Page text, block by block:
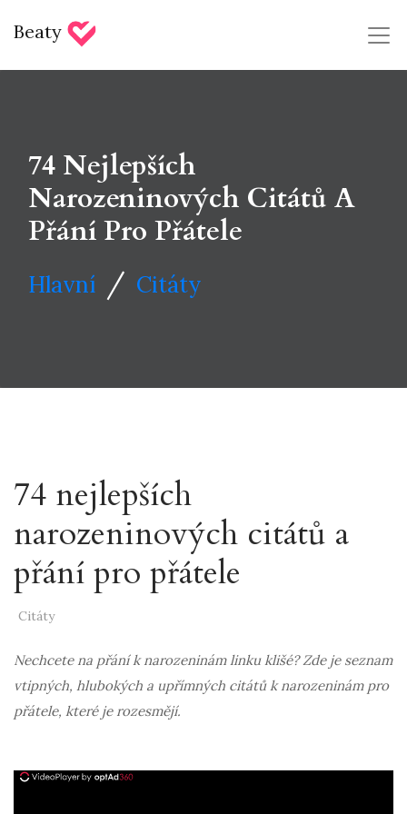
Beaty
74 Nejlepších
Narozeninových Citátů A
Přání Pro Přátele
Hlavní / Citáty
74 nejlepších
narozeninových citátů a
přání pro přátele
Citáty
Nechcete na přání k narozeninám linku klišé? Zde je seznam
vtipných, hlubokých a upřímných citátů k narozeninám pro
přátele, které je rozesmějí.